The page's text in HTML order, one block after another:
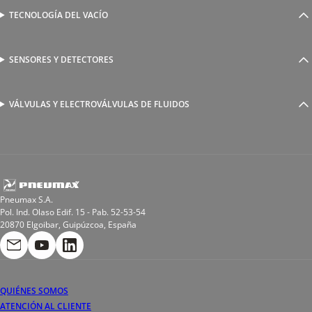
Válvulas complementarias
Racores rápidos
Reguladores de caudal
Racores para soldadura
TECNOLOGÍA DEL VACÍO
Ventosas
Válvulas y electroválvulas
SENSORES Y DETECTORES
Detectores magnéticos
VÁLVULAS Y ELECTROVÁLVULAS DE FLUIDOS
Electroválvulas de acción directa
Bobinas
Pneumax S.A.
Pol. Ind. Olaso Edif. 15 - Pab. 52-53-54
20870 Elgoibar, Guipúzcoa, España
QUIÉNES SOMOS
ATENCIÓN AL CLIENTE